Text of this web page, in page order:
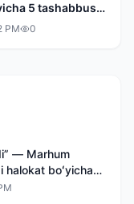
5 tashabbus
PM 0
— Marhum
halokat boʻyicha